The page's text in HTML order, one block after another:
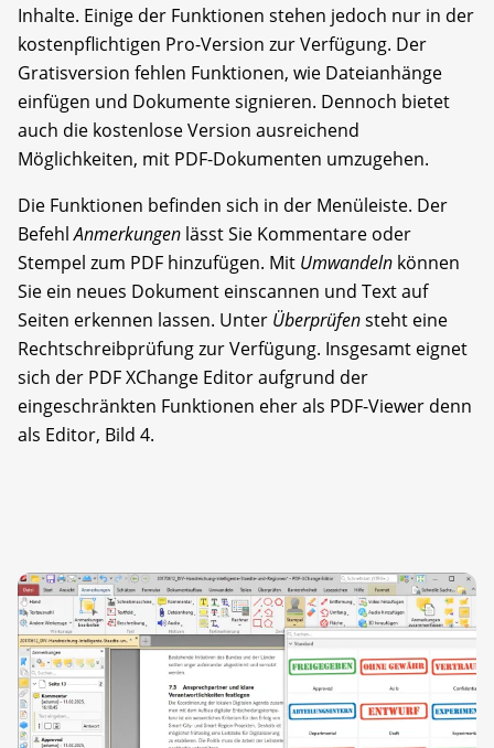
Inhalte. Einige der Funktionen stehen jedoch nur in der
kostenpflichtigen Pro-Version zur Verfügung. Der
Gratisversion fehlen Funktionen, wie Dateianhänge
einfügen und Dokumente signieren. Dennoch bietet
auch die kostenlose Version ausreichend
Möglichkeiten, mit PDF-Dokumenten umzugehen.
Die Funktionen befinden sich in der Menü­leiste. Der
BefehlAnmerkungen lässt Sie Kommentare oder
Stempel zum PDF hinzufügen. Mit Umwandeln können
Sie ein neues Dokument einscannen und Text auf
Seiten erkennen lassen. Unter Überprüfensteht eine
Rechtschreibprüfung zur Verfügung. Insgesamt eignet
sich der PDF XChange Editor aufgrund der
eingeschränkten Funktionen eher als PDF-Viewer denn
als Editor, Bild 4.